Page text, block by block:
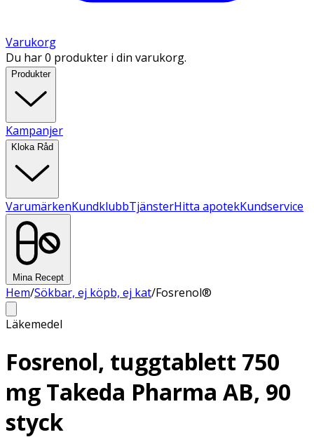
Varukorg
Du har 0 produkter i din varukorg.
Produkter
Kampanjer
Kloka Råd
VarumärkenKundklubbTjänsterHitta apotekKundservice
Mina Recept
Hem/Sökbar, ej köpb, ej kat/Fosrenol®
Läkemedel
Fosrenol, tuggtablett 750
mg Takeda Pharma AB, 90
styck